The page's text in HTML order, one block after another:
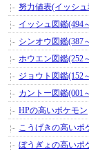
努力値表(イッシ
イッシュ図鑑(494
シンオウ図鑑(387
ホウエン図鑑(252
ジョウト図鑑(152
カントー図鑑(001
HPの高いポケモン
こうげきの高いポ
ぼうぎょの高いポ